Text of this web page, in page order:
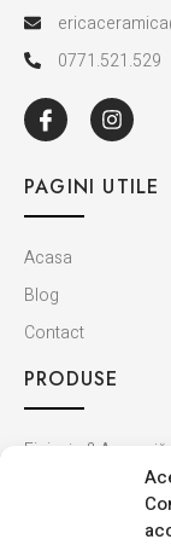
0771.521.529
PAGINI UTILE
Acasa
Blog
Contact
PRODUSE
Finisaje &
Baie & Bucătărie
Montaj & Materiale